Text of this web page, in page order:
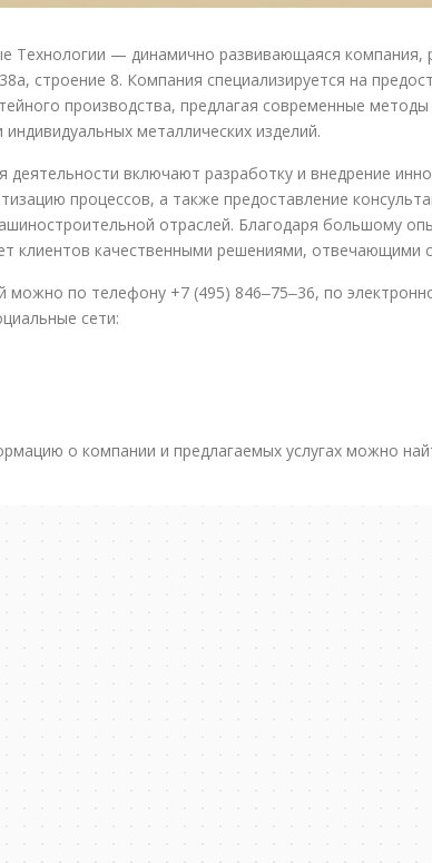
Технологии — динамично развивающаяся компания,
строение 8. Компания специализируется на
производства, предлагая современные
индивидуальных металлических изделий.
деятельности включают разработку и внедрение
процессов, а также предоставление
отраслей. Благодаря большому
клиентов качественными решениями, отвечающими
можно по телефону +7 (495) 846‒75‒36, по
сети:
о компании и предлагаемых услугах можно